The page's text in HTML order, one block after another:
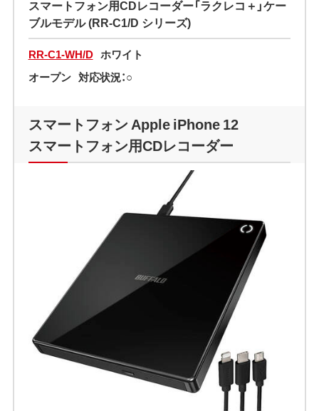
スマートフォン用CDレコーダー「ラクレコ＋」ケー
ブルモデル (RR-C1/D シリーズ)
RR-C1-WH/D ホワイト
オープン 対応状況：○
スマートフォン Apple iPhone 12
スマートフォン用CDレコーダー